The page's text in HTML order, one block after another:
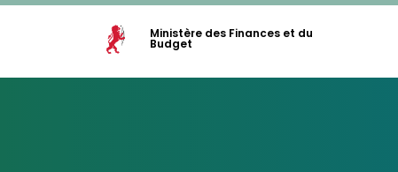
Ministère des Finances et du
Budget